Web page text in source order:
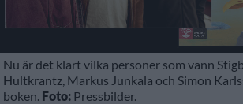
Nu är det klart vilka personer som vann
Hultkrantz, Markus Junkala och Simon
boken. Foto: Pressbilder.